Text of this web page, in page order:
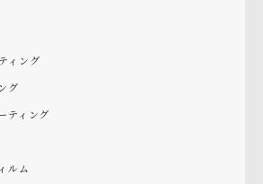
ィング
グ
ティング
ルム